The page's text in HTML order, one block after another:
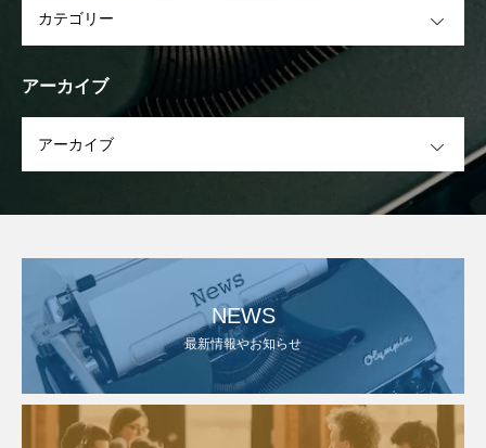
アーカイブ
NEWS
最新情報やお知らせ